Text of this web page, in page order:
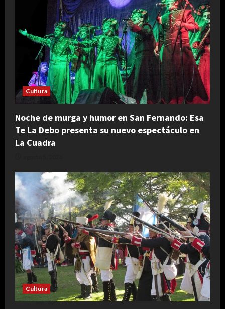
Cultura
Noche de murga y humor en San Fernando: Esa
Te La Debo presenta su nuevo espectáculo en
La Cuadra
Cultura